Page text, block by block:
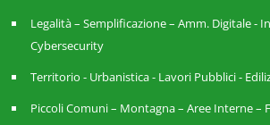
Legalità – Semplificazione – Amm. Digitale -
Cybersecurity
Territorio - Urbanistica - Lavori Pubblici -
Piccoli Comuni – Montagna – Aree Interne –